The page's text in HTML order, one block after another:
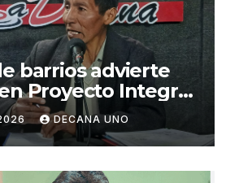
barrios advierte
Proyecto Integral
Alcantarillado para
DECANA UNO